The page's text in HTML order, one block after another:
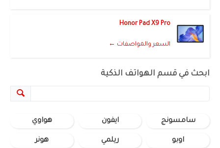
Honor Pad X9 Pro
السعر والمواصفات ←
ابحث في قسم الهواتف الذكية
سامسونج ايفون هواوي
اوبو ريلمي هونر